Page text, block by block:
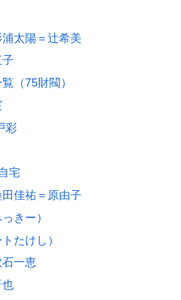
浦太陽＝辻希美
子
（75財閥）
彩
宅
田佳祐＝原由子
きー）
たけし）
石一恵
也